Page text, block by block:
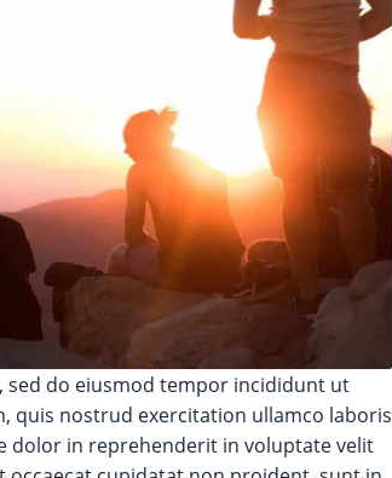
sed do eiusmod tempor incididunt ut
quis nostrud exercitation ullamco laboris
dolor in reprehenderit in voluptate velit